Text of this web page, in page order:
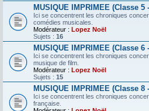
MUSIQUE IMPRIMEE (Classe
Ici se concentrent les chroniques
comédies musicales.
Modérateur : Lopez Noël
Sujets : 16
MUSIQUE IMPRIMEE (Classe
Ici se concentrent les chroniques
musique de film.
Modérateur : Lopez Noël
Sujets : 15
MUSIQUE IMPRIMEE (Classe
Ici se concentrent les chroniques
française.